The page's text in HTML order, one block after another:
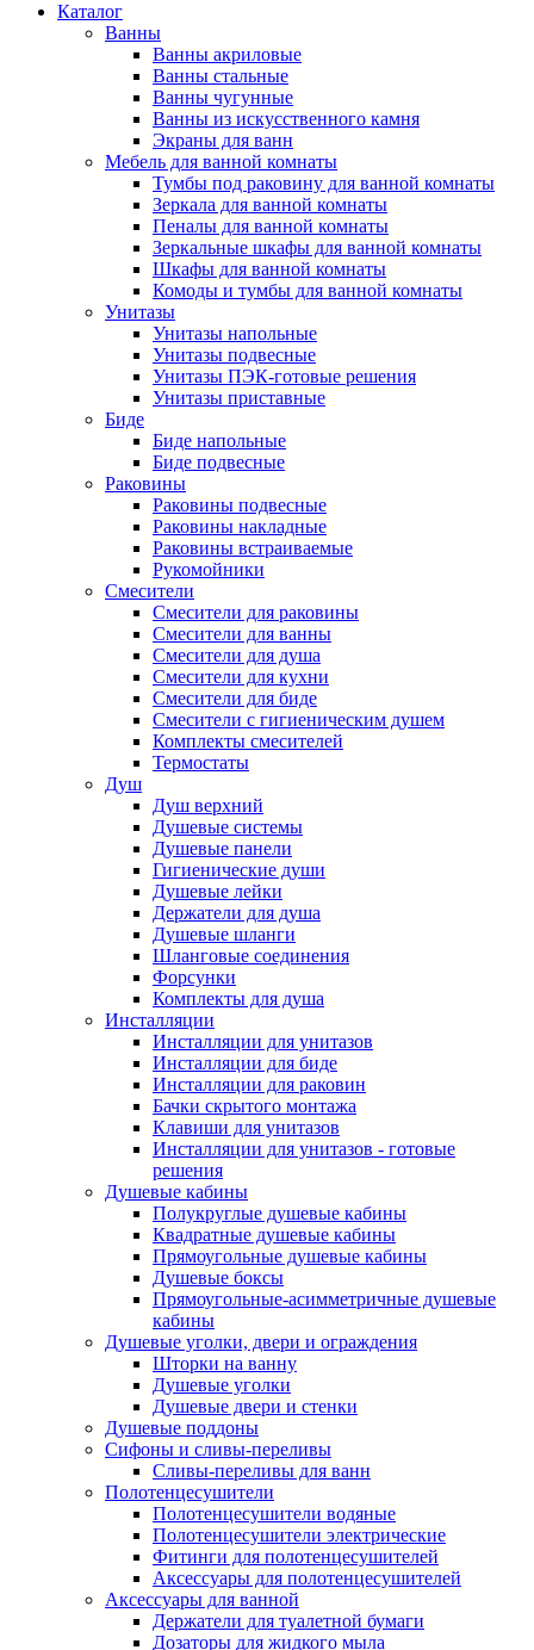
Каталог
Ванны
Ванны акриловые
Ванны стальные
Ванны чугунные
Ванны из искусственного камня
Экраны для ванн
Мебель для ванной комнаты
Тумбы под раковину для ванной комнаты
Зеркала для ванной комнаты
Пеналы для ванной комнаты
Зеркальные шкафы для ванной комнаты
Шкафы для ванной комнаты
Комоды и тумбы для ванной комнаты
Унитазы
Унитазы напольные
Унитазы подвесные
Унитазы ПЭК-готовые решения
Унитазы приставные
Биде
Биде напольные
Биде подвесные
Раковины
Раковины подвесные
Раковины накладные
Раковины встраиваемые
Рукомойники
Смесители
Смесители для раковины
Смесители для ванны
Смесители для душа
Смесители для кухни
Смесители для биде
Смесители с гигиеническим душем
Комплекты смесителей
Термостаты
Душ
Душ верхний
Душевые системы
Душевые панели
Гигиенические души
Душевые лейки
Держатели для душа
Душевые шланги
Шланговые соединения
Форсунки
Комплекты для душа
Инсталляции
Инсталляции для унитазов
Инсталляции для биде
Инсталляции для раковин
Бачки скрытого монтажа
Клавиши для унитазов
Инсталляции для унитазов - готовые
решения
Душевые кабины
Полукруглые душевые кабины
Квадратные душевые кабины
Прямоугольные душевые кабины
Душевые боксы
Прямоугольные-асимметричные душевые
кабины
Душевые уголки, двери и ограждения
Шторки на ванну
Душевые уголки
Душевые двери и стенки
Душевые поддоны
Сифоны и сливы-переливы
Сливы-переливы для ванн
Полотенцесушители
Полотенцесушители водяные
Полотенцесушители электрические
Фитинги для полотенцесушителей
Аксессуары для полотенцесушителей
Аксессуары для ванной
Держатели для туалетной бумаги
Дозаторы для жидкого мыла